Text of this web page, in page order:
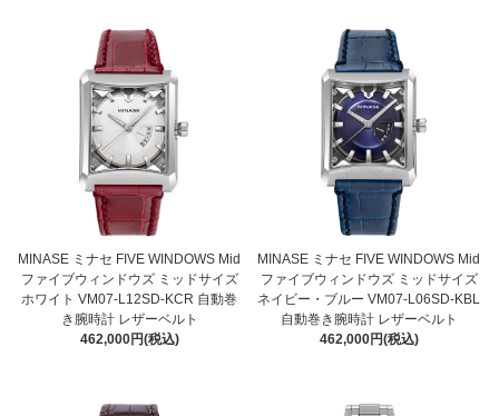
MINASE ミナセ FIVE WINDOWS Mid
ファイブウィンドウズ ミッドサイズ
ホワイト VM07-L12SD-KCR 自動巻
き腕時計 レザーベルト
462,000円(税込)
MINASE ミナセ FIVE WINDOWS Mid
ファイブウィンドウズ ミッドサイズ
ネイビー・ブルー VM07-L06SD-KBL
自動巻き腕時計 レザーベルト
462,000円(税込)